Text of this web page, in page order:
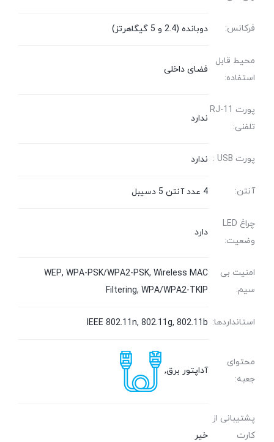
فرکانس: دوبانده (2.4 و 5 گیگاهرتز)
محیط قابل
استفاده:
فضای داخلی
پورت RJ-11
تلفنی:
ندارد
پورت USB : ندارد
آنتن: 4 عدد آنتن 5 دسیبل
چراغ LED
وضعیت:
دارد
امنیت بی
سیم:
WEP, WPA-PSK/WPA2-PSK, Wireless MAC
Filtering, WPA/WPA2-TKIP
استانداردها: IEEE 802.11n, 802.11g, 802.11b
محتوای
جعبه:
آداپتور برق,
پشتیبانی از
کارت
خیر